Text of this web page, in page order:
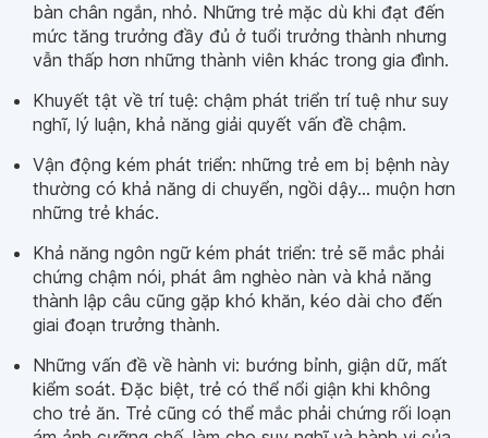
bàn chân ngắn, nhỏ. Những trẻ mặc dù khi đạt đến
mức tăng trưởng đầy đủ ở tuổi trưởng thành nhưng
vẫn thấp hơn những thành viên khác trong gia đình.
Khuyết tật về trí tuệ: chậm phát triển trí tuệ như suy
nghĩ, lý luận, khả năng giải quyết vấn đề chậm.
Vận động kém phát triển: những trẻ em bị bệnh này
thường có khả năng di chuyển, ngồi dậy... muộn hơn
những trẻ khác.
Khả năng ngôn ngữ kém phát triển: trẻ sẽ mắc phải
chứng chậm nói, phát âm nghèo nàn và khả năng
thành lập câu cũng gặp khó khăn, kéo dài cho đến
giai đoạn trưởng thành.
Những vấn đề về hành vi: bướng bỉnh, giận dữ, mất
kiểm soát. Đặc biệt, trẻ có thể nổi giận khi không
cho trẻ ăn. Trẻ cũng có thể mắc phải chứng rối loạn